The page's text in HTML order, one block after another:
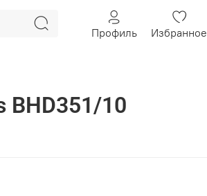
Профиль Избранное
BHD351/10